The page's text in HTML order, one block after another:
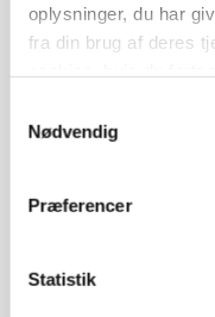
oplysninger, du har
fra din brug af deres
Nødvendig
Præferencer
Statistik